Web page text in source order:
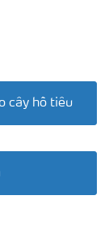
cây hồ tiêu